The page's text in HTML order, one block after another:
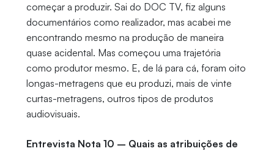
começar a produzir. Sai do DOC TV, fiz alguns
documentários como realizador, mas acabei me
encontrando mesmo na produção de maneira
quase acidental. Mas começou uma trajetória
como produtor mesmo. E, de lá para cá, foram oito
longas-metragens que eu produzi, mais de vinte
curtas-metragens, outros tipos de produtos
audiovisuais.
Entrevista Nota 10 – Quais as atribuições de